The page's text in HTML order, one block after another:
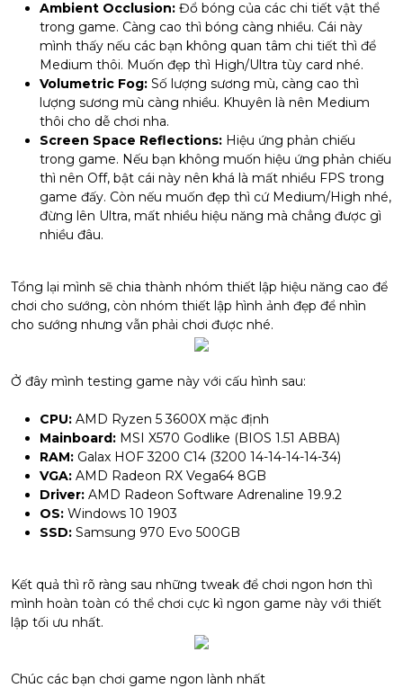
Ambient Occlusion: Đổ bóng của các chi tiết vật thể
trong game. Càng cao thì bóng càng nhiều. Cái này
mình thấy nếu các bạn không quan tâm chi tiết thì để
Medium thôi. Muốn đẹp thì High/Ultra tùy card nhé.
Volumetric Fog: Số lượng sương mù, càng cao thì
lượng sương mù càng nhiều. Khuyên là nên Medium
thôi cho dễ chơi nha.
Screen Space Reflections: Hiệu ứng phản chiếu
trong game. Nếu bạn không muốn hiệu ứng phản chiếu
thì nên Off, bật cái này nên khá là mất nhiều FPS trong
game đấy. Còn nếu muốn đẹp thì cứ Medium/High nhé,
đừng lên Ultra, mất nhiều hiệu năng mà chẳng được gì
nhiều đâu.
Tổng lại mình sẽ chia thành nhóm thiết lập hiệu năng cao để
chơi cho sướng, còn nhóm thiết lập hình ảnh đẹp để nhìn
cho sướng nhưng vẫn phải chơi được nhé.
Ở đây mình testing game này với cấu hình sau:
CPU: AMD Ryzen 5 3600X mặc định
Mainboard: MSI X570 Godlike (BIOS 1.51 ABBA)
RAM: Galax HOF 3200 C14 (3200 14-14-14-14-34)
VGA: AMD Radeon RX Vega64 8GB
Driver: AMD Radeon Software Adrenaline 19.9.2
OS: Windows 10 1903
SSD: Samsung 970 Evo 500GB
Kết quả thì rõ ràng sau những tweak để chơi ngon hơn thì
mình hoàn toàn có thể chơi cực kì ngon game này với thiết
lập tối ưu nhất.
Chúc các bạn chơi game ngon lành nhất